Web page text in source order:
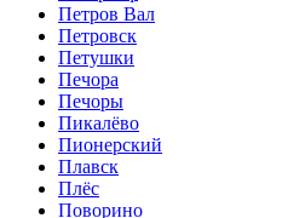
Петров Вал
Петровск
Петушки
Печора
Печоры
Пикалёво
Пионерский
Плавск
Плёс
Поворино